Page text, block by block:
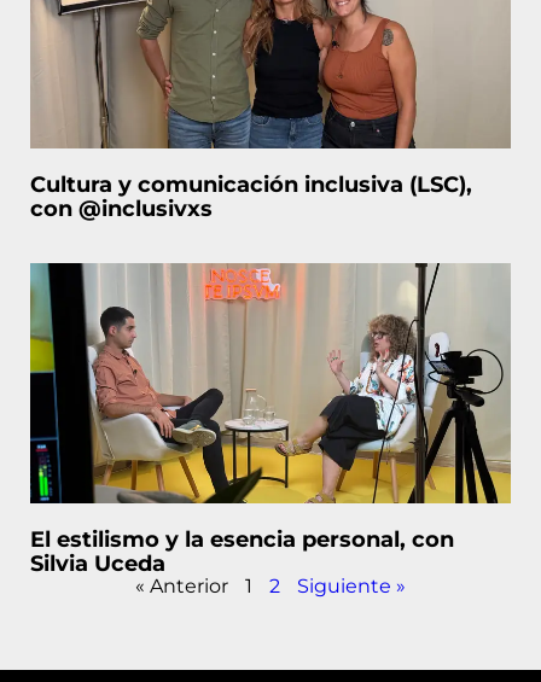
Cultura y comunicación inclusiva (LSC),
con @inclusivxs
El estilismo y la esencia personal, con
Silvia Uceda
« Anterior 1 2 Siguiente »